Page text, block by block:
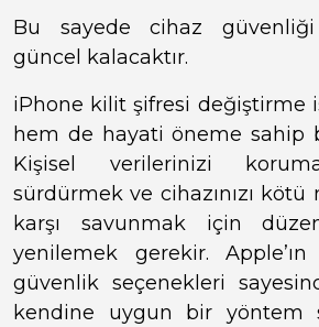
Bu sayede cihaz
güncel kalacaktır.
iPhone kilit şifresi değiştirme
hem de hayati öneme sahip
Kişisel verilerinizi
sürdürmek ve cihazınızı
karşı savunmak için
yenilemek gerekir.
güvenlik seçenekleri
kendine uygun bir yöntem